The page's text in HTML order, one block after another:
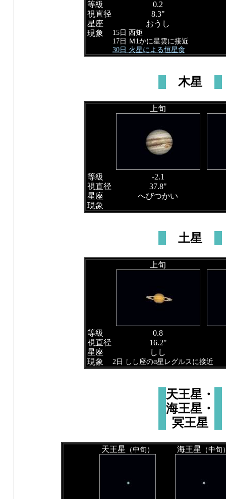
等級
0.2
視直径
8.3"
星座
おうし
現象
15日 西矩
17日 Ｍ1かに星雲に接近
30日 火星による恒星食
木星
上旬
等級
-2.1
視直径
37.8"
星座
へびつかい
現象
土星
上旬
等級
0.8
視直径
16.2"
星座
しし
現象
2日 しし座のα星レグルスに接近
天王星・
海王星・
冥王星
天王星 （中旬） 海王星 （中旬